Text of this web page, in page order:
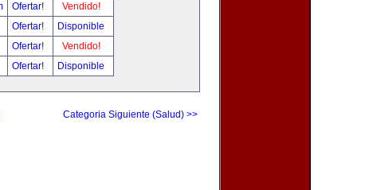
Ofertar!
Vendido!
Ofertar!
Disponible
Ofertar!
Vendido!
Ofertar! Disponible
Categoria Siguiente (Salud) >>